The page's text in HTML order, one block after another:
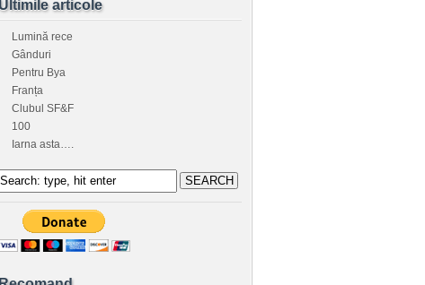
Ultimile articole
Lumină rece
Gânduri
Pentru Bya
Franța
Clubul SF&F
100
Iarna asta….